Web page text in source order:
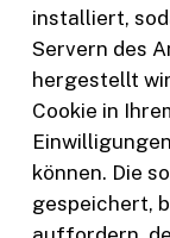
installiert,
Servern des
hergestellt
Cookie in
können. Die
gespeichert,